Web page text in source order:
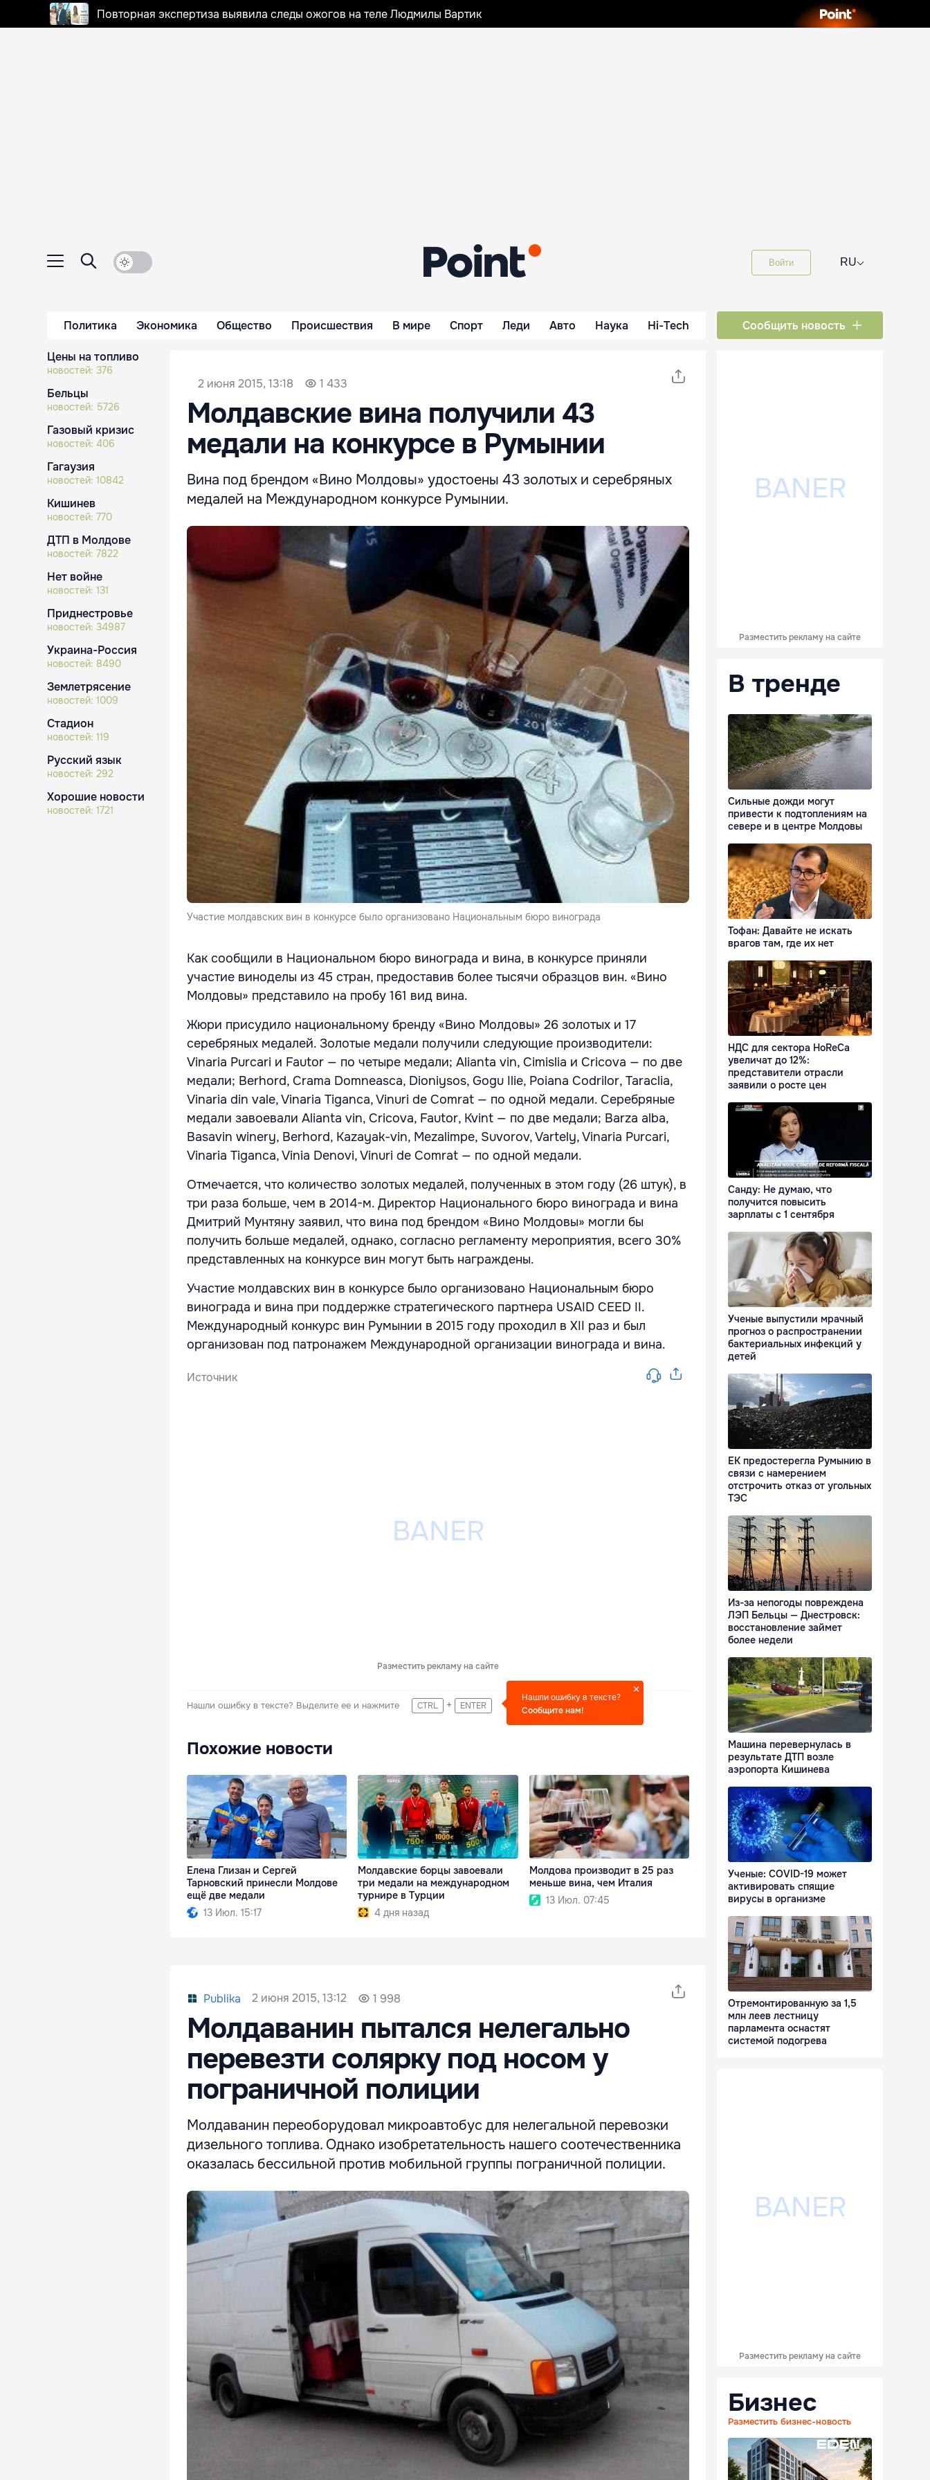
Повторная экспертиза выявила следы ожогов на теле Людмилы Вартик
Войти RU⌵
Политика Экономика Общество Происшествия В мире Спорт Леди Авто Наука Hi-Tech Сообщить новость
Цены на топливо
новостей: 376
Бельцы
новостей: 5726
Газовый кризис
новостей: 406
Гагаузия
новостей: 10842
Кишинев
новостей: 770
ДТП в Молдове
новостей: 7822
Нет войне
новостей: 131
Приднестровье
новостей: 34987
Украина-Россия
новостей: 8490
Землетрясение
новостей: 1009
Стадион
новостей: 119
Русский язык
новостей: 292
Хорошие новости
новостей: 1721
2 июня 2015, 13:18 1 433
Молдавские вина получили 43
медали на конкурсе в Румынии
Вина под брендом «Вино Молдовы» удостоены 43 золотых и серебряных
медалей на Международном конкурсе Румынии.
Участие молдавских вин в конкурсе было организовано Национальным бюро винограда
Как сообщили в Национальном бюро винограда и вина, в конкурсе приняли
участие виноделы из 45 стран, предоставив более тысячи образцов вин. «Вино
Молдовы» представило на пробу 161 вид вина.
Жюри присудило национальному бренду «Вино Молдовы» 26 золотых и 17
серебряных медалей. Золотые медали получили следующие производители:
Vinaria Purcari и Fautor — по четыре медали; Alianta vin, Cimislia и Cricova — по две
медали; Berhord, Crama Domneasca, Dioniysos, Gogu Ilie, Poiana Codrilor, Taraclia,
Vinaria din vale, Vinaria Tiganca, Vinuri de Comrat — по одной медали. Серебряные
медали завоевали Alianta vin, Cricova, Fautor, Kvint — по две медали; Barza alba,
Basavin winery, Berhord, Kazayak-vin, Mezalimpe, Suvorov, Vartely, Vinaria Purcari,
Vinaria Tiganca, Vinia Denovi, Vinuri de Comrat — по одной медали.
Отмечается, что количество золотых медалей, полученных в этом году (26 штук), в
три раза больше, чем в 2014-м. Директор Национального бюро винограда и вина
Дмитрий Мунтяну заявил, что вина под брендом «Вино Молдовы» могли бы
получить больше медалей, однако, согласно регламенту мероприятия, всего 30%
представленных на конкурсе вин могут быть награждены.
Участие молдавских вин в конкурсе было организовано Национальным бюро
винограда и вина при поддержке стратегического партнера USAID CEED II.
Международный конкурс вин Румынии в 2015 году проходил в XII раз и был
организован под патронажем Международной организации винограда и вина.
Источник
Разместить рекламу на сайте
Нашли ошибку в тексте? Выделите ее и нажмите CTRL + ENTER
Нашли ошибку в тексте?
Сообщите нам!
Похожие новости
Елена Глизан и Сергей
Тарновский принесли Молдове
ещё две медали
13 Июл. 15:17
Молдавские борцы завоевали
три медали на международном
турнире в Турции
4 дня назад
Молдова производит в 25 раз
меньше вина, чем Италия
13 Июл. 07:45
Publika 2 июня 2015, 13:12 1 998
Молдаванин пытался нелегально
перевезти солярку под носом у
пограничной полиции
Молдаванин переоборудовал микроавтобус для нелегальной перевозки
дизельного топлива. Однако изобретательность нашего соотечественника
оказалась бессильной против мобильной группы пограничной полиции.
Разместить рекламу на сайте
В тренде
Сильные дожди могут
привести к подтоплениям на
севере и в центре Молдовы
Тофан: Давайте не искать
врагов там, где их нет
НДС для сектора HoReCa
увеличат до 12%:
представители отрасли
заявили о росте цен
Санду: Не думаю, что
получится повысить
зарплаты с 1 сентября
Ученые выпустили мрачный
прогноз о распространении
бактериальных инфекций у
детей
ЕК предостерегла Румынию в
связи с намерением
отстрочить отказ от угольных
ТЭС
Из-за непогоды повреждена
ЛЭП Бельцы — Днестровск:
восстановление займет
более недели
Машина перевернулась в
результате ДТП возле
аэропорта Кишинева
Ученые: COVID-19 может
активировать спящие
вирусы в организме
Отремонтированную за 1,5
млн леев лестницу
парламента оснастят
системой подогрева
Разместить рекламу на сайте
Бизнес
Разместить бизнес-новость